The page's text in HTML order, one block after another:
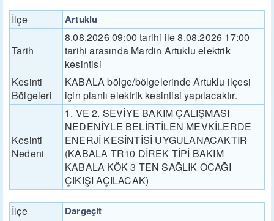
İlçe Artuklu
Tarih
8.08.2026 09:00 tarihi ile 8.08.2026 17:00
tarihi arasında Mardin Artuklu elektrik
kesintisi
Kesinti
Bölgeleri
KABALA bölge/bölgelerinde Artuklu ilçesi
için planlı elektrik kesintisi yapılacaktır.
Kesinti
Nedeni
1. VE 2. SEVİYE BAKIM ÇALIŞMASI
NEDENİYLE BELİRTİLEN MEVKİLERDE
ENERJİ KESİNTİSİ UYGULANACAKTIR
(KABALA TR10 DİREK TİPİ BAKIM
KABALA KÖK 3 TEN SAĞLIK OCAĞI
ÇIKIŞI AÇILACAK)
İlçe Dargeçit